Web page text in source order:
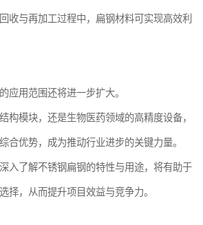
收与再加工过程中，扁钢材料可实现高效利
应用范围还将进一步扩大。
构模块，还是生物医药领域的高精度设备，
合优势，成为推动行业进步的关键力量。
入了解不锈钢扁钢的特性与用途，将有助于
择，从而提升项目效益与竞争力。